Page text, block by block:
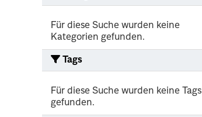
Für diese Suche wurden keine
Kategorien gefunden.
Tags
Für diese Suche wurden keine Tags
gefunden.